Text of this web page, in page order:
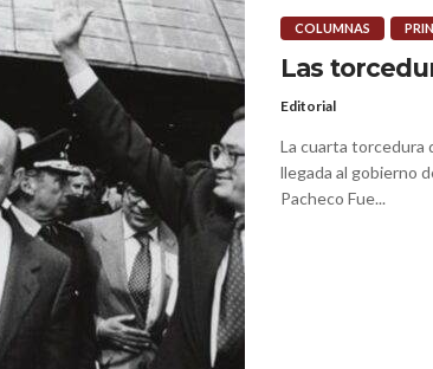
COLUMNAS
Las
Editorial
La cuarta torcedura
llegada al gobierno
Pacheco Fue...